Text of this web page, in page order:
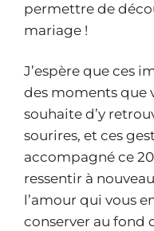
permettre de
mariage !
J’espère que ces
des moments que
souhaite d’y
sourires, et ces
accompagné ce
ressentir à
l’amour qui vous
conserver au fond